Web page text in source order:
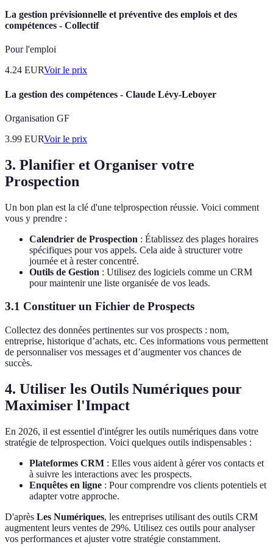
La gestion prévisionnelle et préventive des emplois et des
compétences - Collectif
Pour l'emploi
4.24 EURVoir le prix
La gestion des compétences - Claude Lévy-Leboyer
Organisation GF
3.99 EURVoir le prix
3. Planifier et Organiser votre
Prospection
Un bon plan est la clé d'une telprospection réussie. Voici comment
vous y prendre :
Calendrier de Prospection : Établissez des plages horaires
spécifiques pour vos appels. Cela aide à structurer votre
journée et à rester concentré.
Outils de Gestion : Utilisez des logiciels comme un CRM
pour maintenir une liste organisée de vos leads.
3.1 Constituer un Fichier de Prospects
Collectez des données pertinentes sur vos prospects : nom,
entreprise, historique d’achats, etc. Ces informations vous permettent
de personnaliser vos messages et d’augmenter vos chances de
succès.
4. Utiliser les Outils Numériques pour
Maximiser l'Impact
En 2026, il est essentiel d'intégrer les outils numériques dans votre
stratégie de telprospection. Voici quelques outils indispensables :
Plateformes CRM : Elles vous aident à gérer vos contacts et
à suivre les interactions avec les prospects.
Enquêtes en ligne : Pour comprendre vos clients potentiels et
adapter votre approche.
D'après Les Numériques, les entreprises utilisant des outils CRM
augmentent leurs ventes de 29%. Utilisez ces outils pour analyser
vos performances et ajuster votre stratégie constamment.